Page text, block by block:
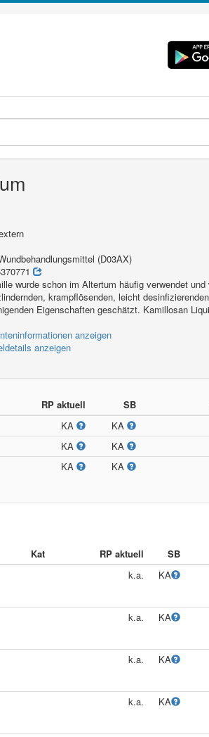
(D03AX)
wurde schon im Altertum häufig verwendet
krampflösenden, leicht
Eigenschaften geschätzt. Kamillosan
anzeigen
anzeigen
RP aktuell SB
KA KA
KA KA
KA KA
Kat RP aktuell SB
k.a. KA
k.a. KA
k.a. KA
k.a. KA